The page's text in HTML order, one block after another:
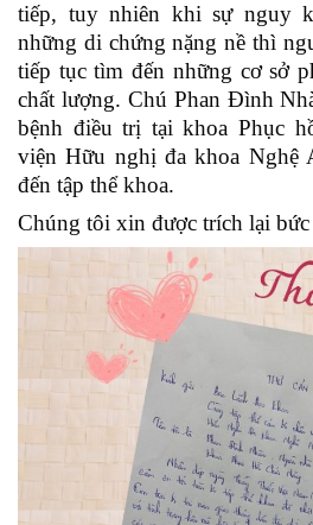
tiếp, tuy nhiên khi sự nguy
những di chứng nặng nề thì
tiếp tục tìm đến những cơ sở
chất lượng. Chú Phan Đình
bệnh điều trị tại khoa Phục
viện Hữu nghị đa khoa Nghệ
đến tập thể khoa.
Chúng tôi xin được trích lại bức